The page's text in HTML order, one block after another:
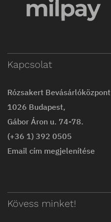
Kapcsolat
Rózsakert Bevásárlóközpont
1026 Budapest,
Gábor Áron u. 74-78.
(+36 1) 392 0505
Email cím megjelenítése
Kövess minket!